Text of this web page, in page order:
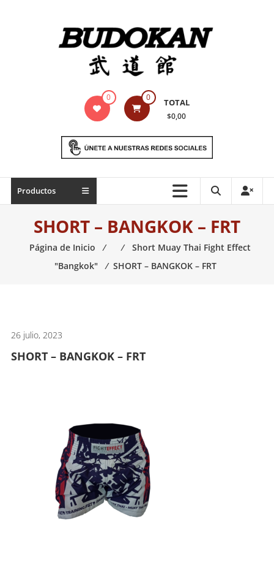
Indumentaria
marciales
Todo
necesario
0 0 TOTAL
$0,00
Productos
SHORT – BANGKOK – FRT
Página de Inicio ⁄ ⁄ Short Muay Thai Fight Effect
"Bangkok"
⁄ SHORT – BANGKOK – FRT
26 julio, 2023
SHORT – BANGKOK – FRT